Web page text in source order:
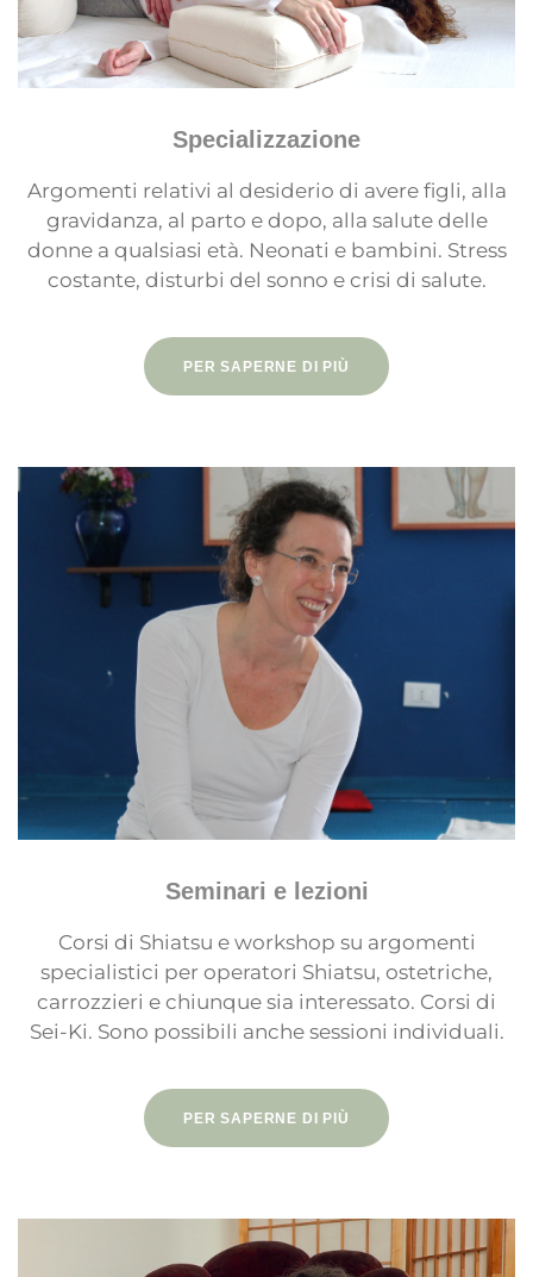
Specializzazione
Argomenti relativi al desiderio di avere figli, alla
gravidanza, al parto e dopo, alla salute delle
donne a qualsiasi età. Neonati e bambini. Stress
costante, disturbi del sonno e crisi di salute.
PER SAPERNE DI PIÙ
Seminari e lezioni
Corsi di Shiatsu e workshop su argomenti
specialistici per operatori Shiatsu, ostetriche,
carrozzieri e chiunque sia interessato. Corsi di
Sei-Ki. Sono possibili anche sessioni individuali.
PER SAPERNE DI PIÙ